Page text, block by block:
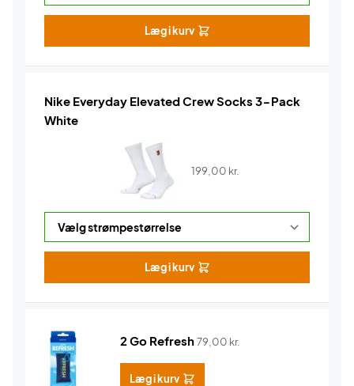
Læg i kurv
Nike Everyday Elevated Crew Socks 3-Pack
White
199,00 kr.
Læg i kurv
2 Go Refresh79,00 kr.
Læg i kurv